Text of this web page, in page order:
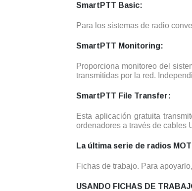
SmartPTT Basic:
Para los sistemas de radio
SmartPTT Monitoring:
Proporciona monitoreo del
transmitidas por la red.
SmartPTT File Transfer:
Esta aplicación gratuita
ordenadores a través de cables
La última serie de radios
Fichas de trabajo. Para
USANDO FICHAS DE